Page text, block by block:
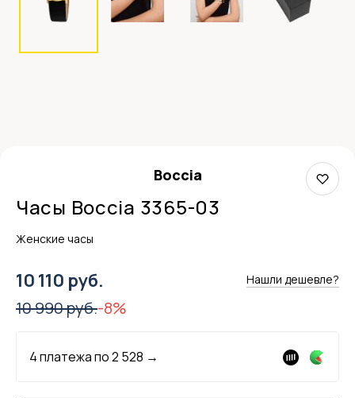
Boccia
Часы Boccia 3365-03
Женские часы
10 110 руб. Нашли дешевле?
10 990 руб.-8%
4 платежа по2 528 →